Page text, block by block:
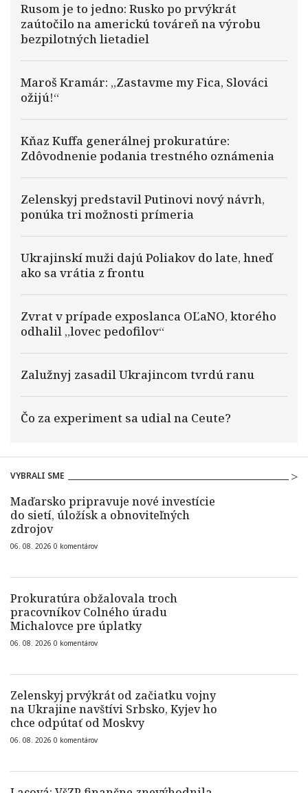
Rusom je to jedno: Rusko po prvýkrát
zaútočilo na americkú továreň na výrobu
bezpilotných lietadiel
Maroš Kramár: „Zastavme my Fica, Slováci
ožijú!“
Kňaz Kuffa generálnej prokuratúre:
Zdôvodnenie podania trestného oznámenia
Zelenskyj predstavil Putinovi nový návrh,
ponúka tri možnosti prímeria
Ukrajinskí muži dajú Poliakov do late, hneď
ako sa vrátia z frontu
Zvrat v prípade exposlanca OĽaNO, ktorého
odhalil „lovec pedofilov“
Zalužnyj zasadil Ukrajincom tvrdú ranu
Čo za experiment sa udial na Ceute?
VYBRALI SME
Maďarsko pripravuje nové investície
do sietí, úložísk a obnoviteľných
zdrojov
06. 08. 2026 0 komentárov
Prokuratúra obžalovala troch
pracovníkov Colného úradu
Michalovce pre úplatky
06. 08. 2026 0 komentárov
Zelenskyj prvýkrát od začiatku vojny
na Ukrajine navštívi Srbsko, Kyjev ho
chce odpútať od Moskvy
06. 08. 2026 0 komentárov